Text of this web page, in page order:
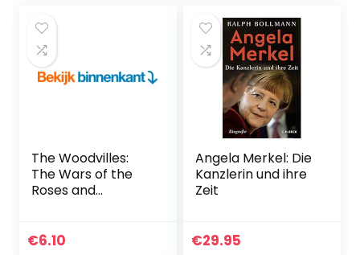
The Woodvilles:
The Wars of the
Roses and
(English Edition)
€6.10
Angela Merkel: Die
Kanzlerin und ihre
Zeit
€29.95